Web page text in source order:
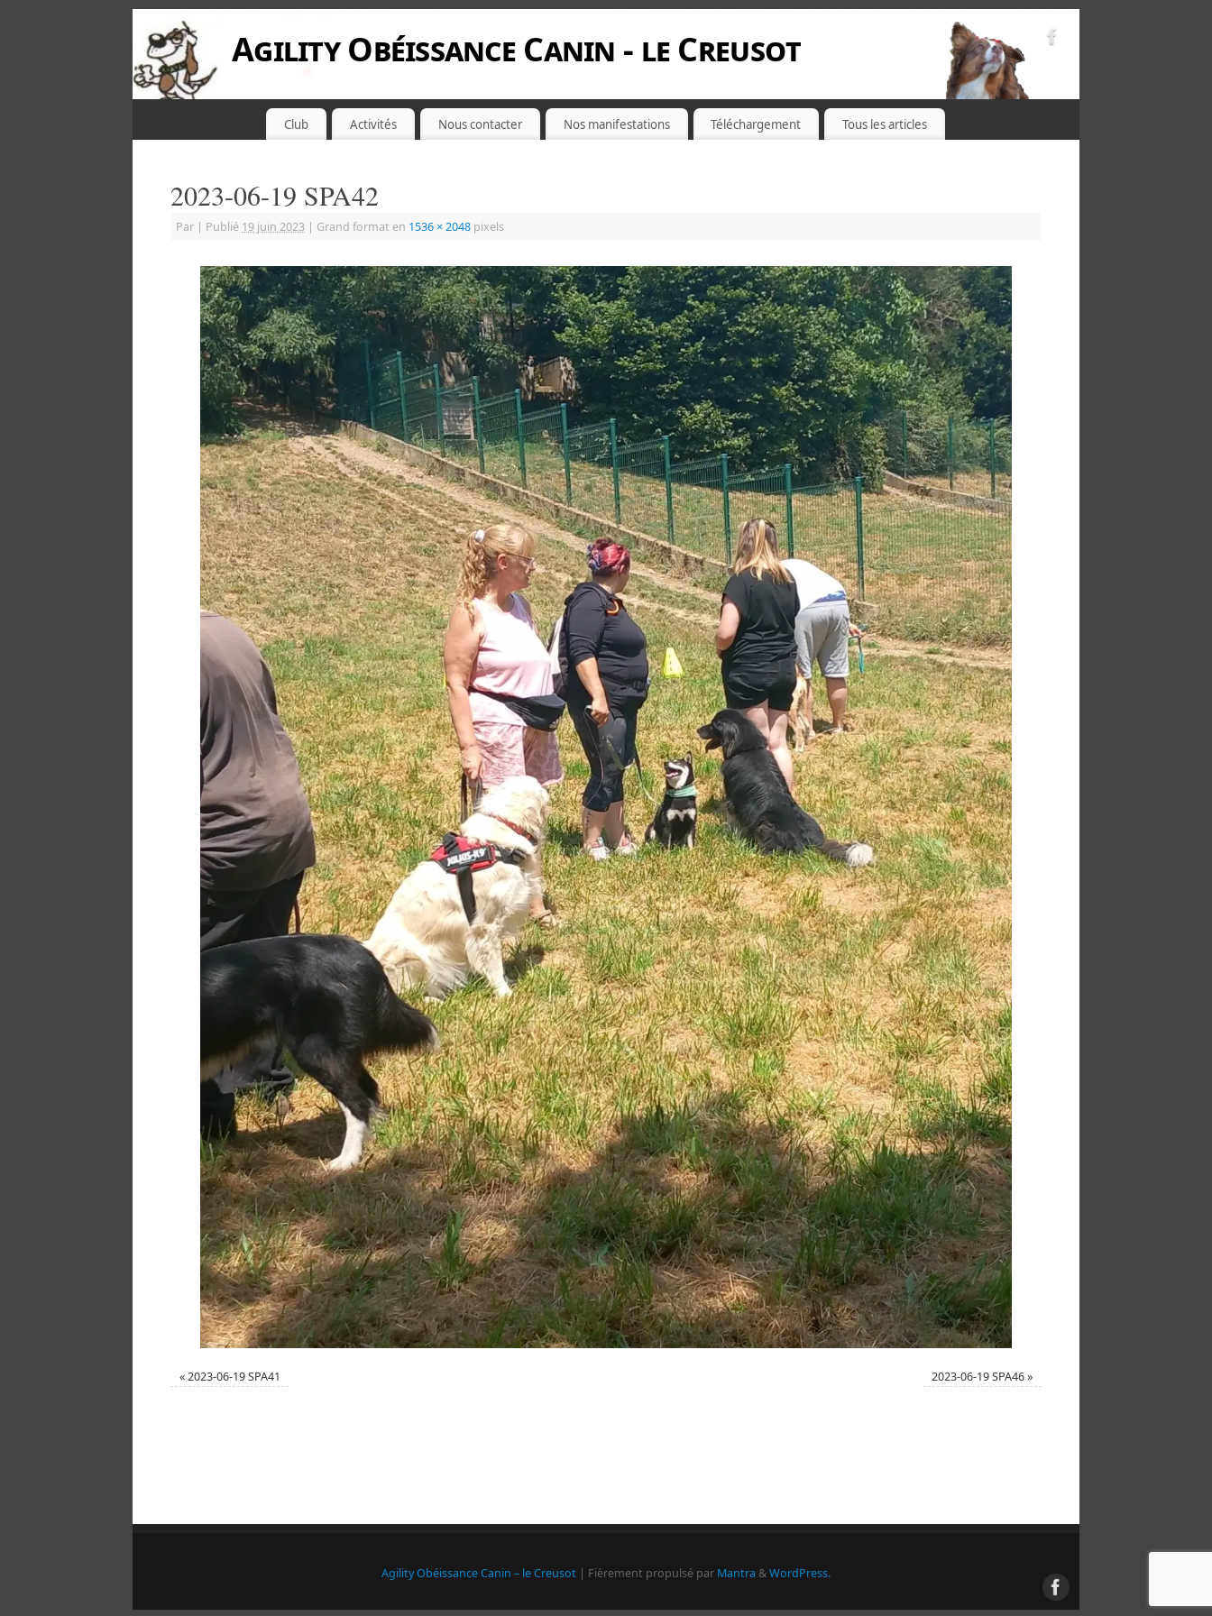
Agility Obéissance Canin - le Creusot
Club Activités Nous contacter Nos manifestations Téléchargement Tous les articles
2023-06-19 SPA42
Par | Publié 19 juin 2023 | Grand format en 1536 × 2048 pixels
«2023-06-19 SPA41 2023-06-19 SPA46»
Agility Obéissance Canin – le Creusot | Fièrement propulsé par Mantra &WordPress.